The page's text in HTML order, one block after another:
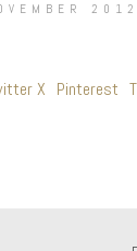
2012
X Pinterest